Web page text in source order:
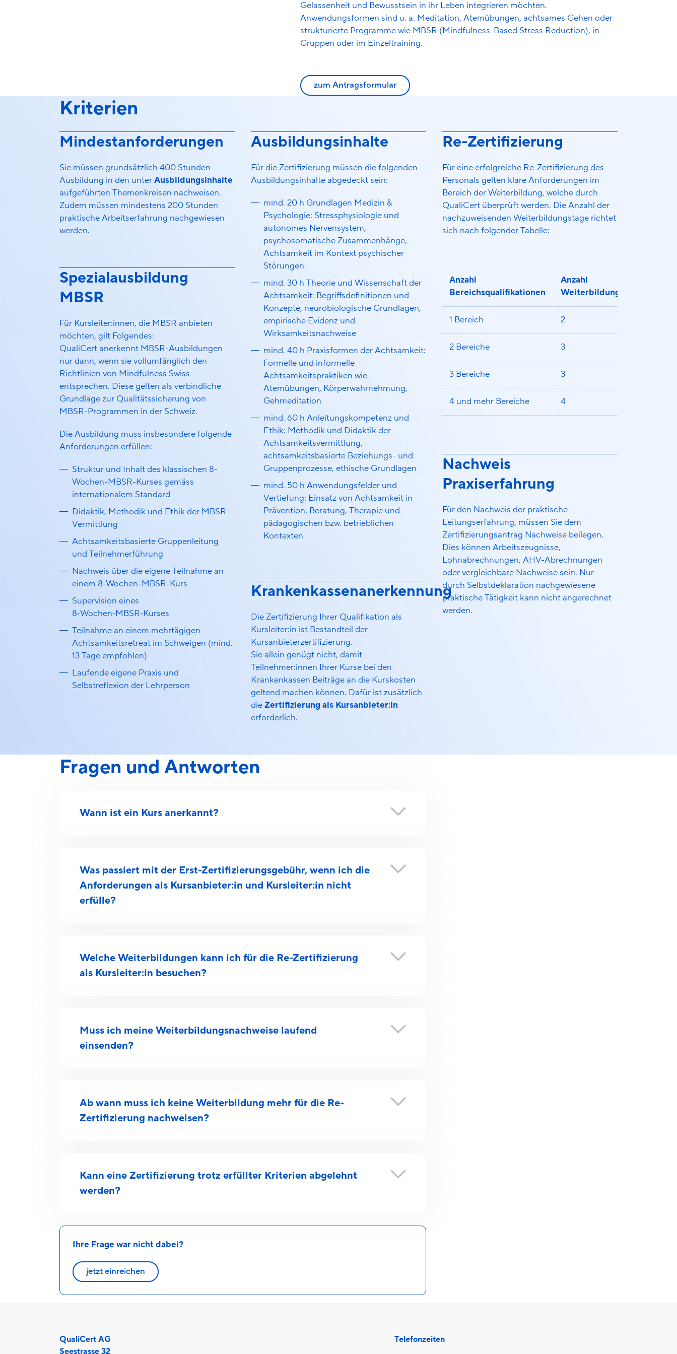
Gelassenheit und Bewusstsein in ihr Leben integrieren möchten.
Anwendungsformen sind u. a. Meditation, Atemübungen, achtsames Gehen oder
strukturierte Programme wie MBSR (Mindfulness-Based Stress Reduction), in
Gruppen oder im Einzeltraining.
zum Antragsformular
Kriterien
Mindestanforderungen
Sie müssen grundsätzlich 400 Stunden
Ausbildung in den unterAusbildungsinhalte
aufgeführten Themenkreisen nachweisen.
Zudem müssen mindestens 200 Stunden
praktische Arbeitserfahrung nachgewiesen
werden.
Ausbildungsinhalte
Für die Zertifizierung müssen die folgenden
Ausbildungsinhalte abgedeckt sein:
mind. 20 h Grundlagen Medizin &
Psychologie: Stressphysiologie und
autonomes Nervensystem,
psychosomatische Zusammenhänge,
Achtsamkeit im Kontext psychischer
Störungen
mind. 30 h Theorie und Wissenschaft der
Achtsamkeit: Begriffsdefinitionen und
Konzepte, neurobiologische Grundlagen,
empirische Evidenz und
Wirksamkeitsnachweise
mind. 40 h Praxisformen der Achtsamkeit:
Formelle und informelle
Achtsamkeitspraktiken wie
Atemübungen, Körperwahrnehmung,
Gehmeditation
mind. 60 h Anleitungskompetenz und
Ethik: Methodik und Didaktik der
Achtsamkeitsvermittlung,
achtsamkeitsbasierte Beziehungs- und
Gruppenprozesse, ethische Grundlagen
mind. 50 h Anwendungsfelder und
Vertiefung: Einsatz von Achtsamkeit in
Prävention, Beratung, Therapie und
pädagogischen bzw. betrieblichen
Kontexten
Re-Zertifizierung
Für eine erfolgreiche Re-Zertifizierung des
Personals gelten klare Anforderungen im
Bereich der Weiterbildung, welche durch
QualiCert überprüft werden. Die Anzahl der
nachzuweisenden Weiterbildungstage richtet
sich nach folgender Tabelle:
Anzahl
Bereichsqualifikationen
Anzahl
Weiterbildungstage
1 Bereich 2
2 Bereiche 3
3 Bereiche 3
4 und mehr Bereiche 4
Spezialausbildung
MBSR
Für Kursleiter:innen, die MBSR anbieten
möchten, gilt Folgendes:
QualiCert anerkennt MBSR-Ausbildungen
nur dann, wenn sie vollumfänglich den
Richtlinien von Mindfulness Swiss
entsprechen. Diese gelten als verbindliche
Grundlage zur Qualitätssicherung von
MBSR-Programmen in der Schweiz.
Die Ausbildung muss insbesondere folgende
Anforderungen erfüllen:
Struktur und Inhalt des klassischen 8-
Wochen-MBSR-Kurses gemäss
internationalem Standard
Didaktik, Methodik und Ethik der MBSR-
Vermittlung
Achtsamkeitsbasierte Gruppenleitung
und Teilnehmerführung
Nachweis über die eigene Teilnahme an
einem 8-Wochen-MBSR-Kurs
Supervision eines
8‑Wochen‑MBSR‑Kurses
Teilnahme an einem mehrtägigen
Achtsamkeitsretreat im Schweigen (mind.
13 Tage empfohlen)
Laufende eigene Praxis und
Selbstreflexion der Lehrperson
Nachweis
Praxiserfahrung
Für den Nachweis der praktische
Leitungserfahrung, müssen Sie dem
Zertifizierungsantrag Nachweise beilegen.
Dies können Arbeitszeugnisse,
Lohnabrechnungen, AHV-Abrechnungen
oder vergleichbare Nachweise sein. Nur
durch Selbstdeklaration nachgewiesene
praktische Tätigkeit kann nicht angerechnet
werden.
Krankenkassenanerkennung
Die Zertifizierung Ihrer Qualifikation als
Kursleiter:in ist Bestandteil der
Kursanbieterzertifizierung.
Sie allein genügt nicht, damit
Teilnehmer:innen Ihrer Kurse bei den
Krankenkassen Beiträge an die Kurskosten
geltend machen können. Dafür ist zusätzlich
dieZertifizierung als Kursanbieter:in
erforderlich.
Fragen und Antworten
Wann ist ein Kurs anerkannt?
Was passiert mit der Erst-Zertifizierungsgebühr, wenn ich die
Anforderungen als Kursanbieter:in und Kursleiter:in nicht
erfülle?
Welche Weiterbildungen kann ich für die Re-Zertifizierung
als Kursleiter:in besuchen?
Muss ich meine Weiterbildungsnachweise laufend
einsenden?
Ab wann muss ich keine Weiterbildung mehr für die Re-
Zertifizierung nachweisen?
Kann eine Zertifizierung trotz erfüllter Kriterien abgelehnt
werden?
Ihre Frage war nicht dabei?
jetzt einreichen
QualiCert AG
Seestrasse 32
Telefonzeiten